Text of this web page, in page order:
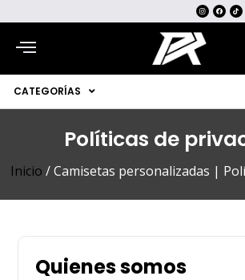
CATEGORÍAS
Políticas de
Inicio / Camisetas personalizadas |
Quienes somos